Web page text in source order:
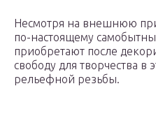
Несмотря на внешнюю
по-настоящему
приобретают после
свободу для творчества в
рельефной резьбы.